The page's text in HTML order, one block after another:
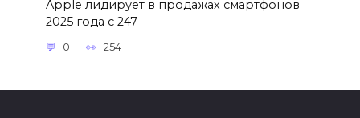
Apple лидирует в продажах смартфонов
2025 года с 247
0 254